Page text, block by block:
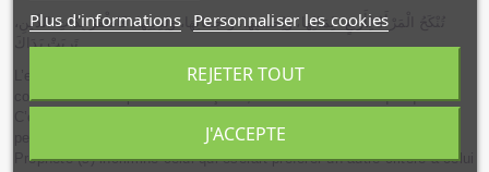
الْمَرْأَةُ لِأَرْبَعٍ:لِمَالِهَا، وَلِحَسَبِهَا، وَلجَمَالِهَا، وَلِدِينِهَا، فَاظْفَرْ بِذَاتِ الدِّينِ،
تَرِبَتْ يَدَاكَ
.
L’expression arabe traduite par «malheur à toi» ne signifie pas,
comme dans l’expression française, l’invocation contre quelqu'un.
personne pour un mauvais choix effectué. Dans ce hadith, le
Prophète (s) incrimine celui qui oserait préférer un autre critère à celui
Plus d'informations Personnaliser les cookies
REJETER TOUT
J'ACCEPTE